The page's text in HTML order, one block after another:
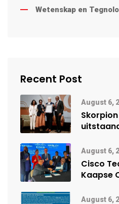
Wetenskap en
Recent Post
August 6,
Namibië
August 6,
Cisco
Kaapse
August 6,